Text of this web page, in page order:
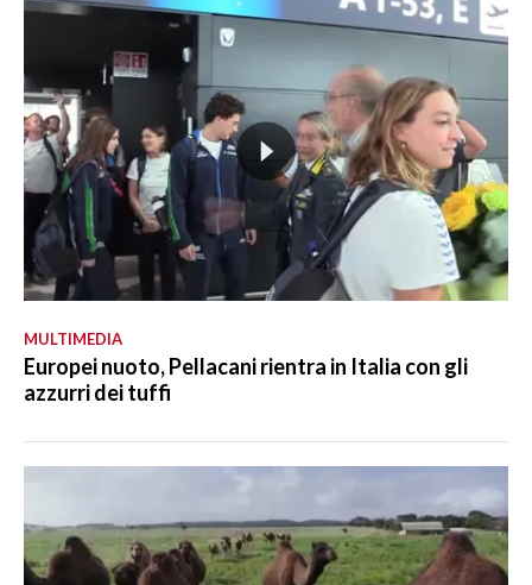
MULTIMEDIA
Europei nuoto, Pellacani rientra in Italia con gli
azzurri dei tuffi